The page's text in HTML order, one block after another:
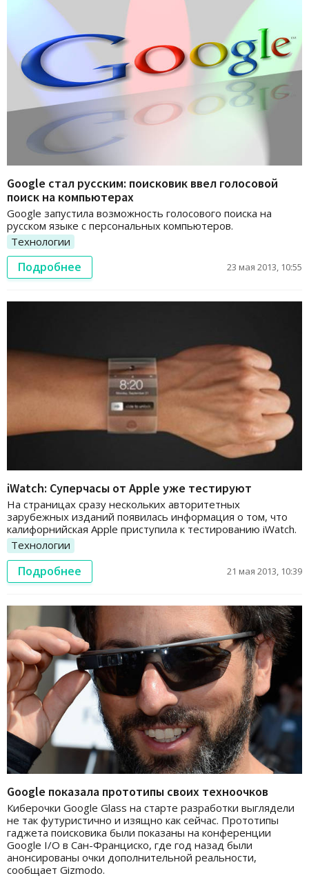
Google стал русским: поисковик ввел голосовой
поиск на компьютерах
Google запустила возможность голосового поиска на
русском языке с персональных компьютеров.
Технологии
Подробнее 23 мая 2013, 10:55
iWatch: Суперчасы от Apple уже тестируют
На страницах сразу нескольких авторитетных
зарубежных изданий появилась информация о том, что
калифорнийская Apple приступила к тестированию iWatch.
Технологии
Подробнее 21 мая 2013, 10:39
Google показала прототипы своих техноочков
Киберочки Google Glass на старте разработки выглядели
не так футуристично и изящно как сейчас. Прототипы
гаджета поисковика были показаны на конференции
Google I/O в Сан-Франциско, где год назад были
анонсированы очки дополнительной реальности,
сообщает Gizmodo.